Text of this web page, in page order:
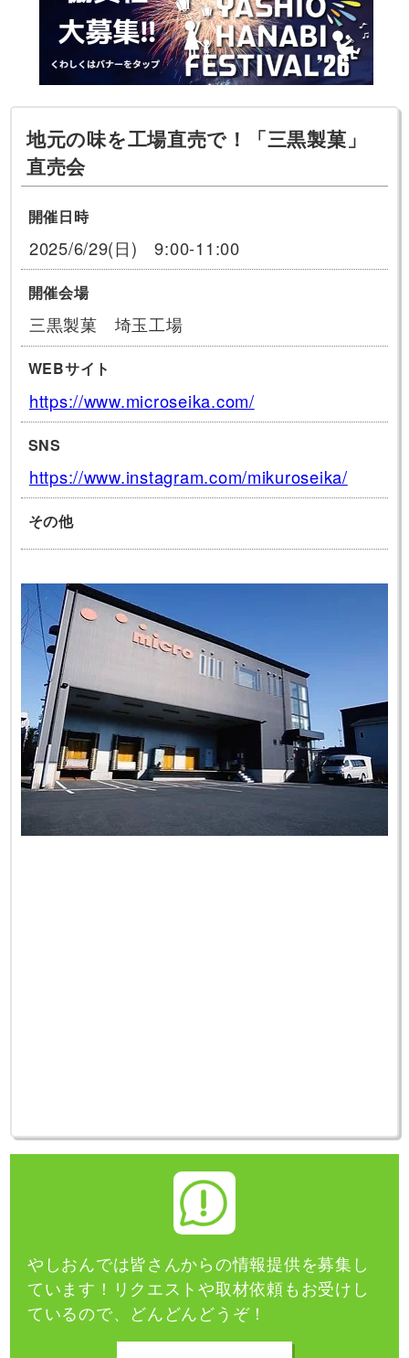
地元の味を工場直売で！「三黒製菓」
直売会
開催日時
2025/6/29(日) 9:00-11:00
開催会場
三黒製菓 埼玉工場
WEBサイト
https://www.microseika.com/
SNS
https://www.instagram.com/mikuroseika/
その他
やしおんでは皆さんからの情報提供を募集し
ています！ リクエストや取材依頼もお受けし
ているので、どんどんどうぞ！